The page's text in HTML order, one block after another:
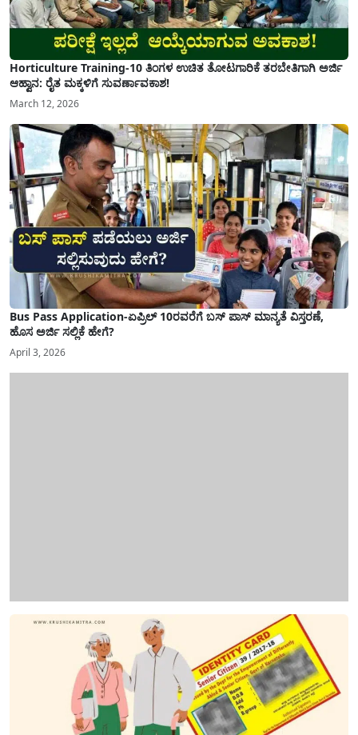
Horticulture Training-10 ತಿಂಗಳ ಉಚಿತ ತೋಟಗಾರಿಕೆ ತರಬೇತಿಗಾಗಿ ಅರ್ಜಿ
ಆಹ್ವಾನ: ರೈತ ಮಕ್ಕಳಿಗೆ ಸುವರ್ಣಾವಕಾಶ!
March 12, 2026
Bus Pass Application-ಏಪ್ರಿಲ್ 10ರವರೆಗೆ ಬಸ್ ಪಾಸ್ ಮಾನ್ಯತೆ ವಿಸ್ತರಣೆ,
ಹೊಸ ಅರ್ಜಿ ಸಲ್ಲಿಕೆ ಹೇಗೆ?
April 3, 2026